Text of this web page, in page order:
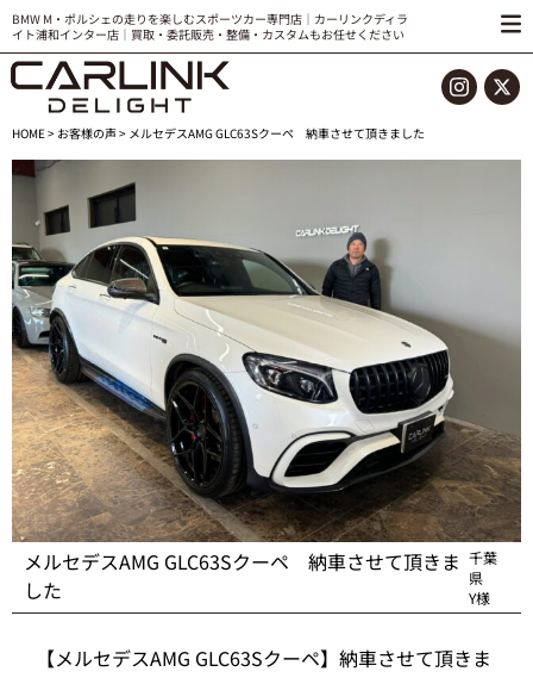
BMW M・ポルシェの走りを楽しむスポーツカー専門店｜カーリンクディラ
イト浦和インター店｜買取・委託販売・整備・カスタムもお任せください
HOME> お客様の声> メルセデスAMG GLC63Sクーペ 納車させて頂きました
メルセデスAMG GLC63Sクーペ 納車させて頂きま
した
千葉
県
Y様
【メルセデスAMG GLC63Sクーペ】納車させて頂きま